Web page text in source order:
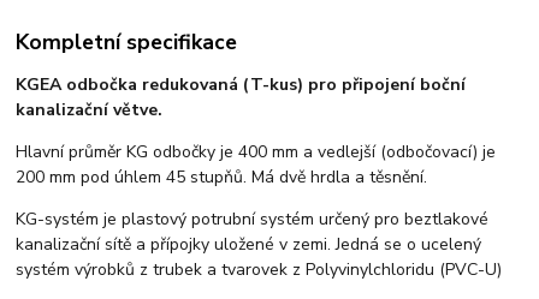
Kompletní specifikace
KGEA odbočka redukovaná (T-kus) pro připojení boční
kanalizační větve.
Hlavní průměr KG odbočky je 400 mm a vedlejší (odbočovací) je
200 mm pod úhlem 45 stupňů. Má dvě hrdla a těsnění.
KG-systém je plastový potrubní systém určený pro beztlakové
kanalizační sítě a přípojky uložené v zemi. Jedná se o ucelený
systém výrobků z trubek a tvarovek z Polyvinylchloridu (PVC-U)